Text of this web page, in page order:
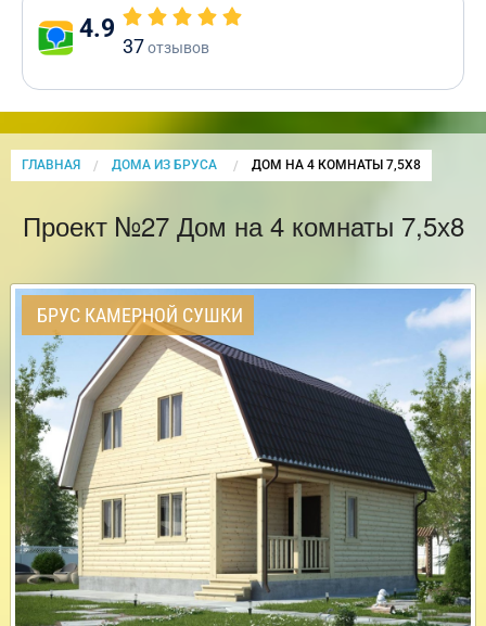
4.9
37отзывов
ГЛАВНАЯ ДОМА ИЗ БРУСА CURRENT:
ДОМ НА 4 КОМНАТЫ 7,5Х8
Проект №27 Дом на 4 комнаты 7,5х8
БРУС КАМЕРНОЙ СУШКИ